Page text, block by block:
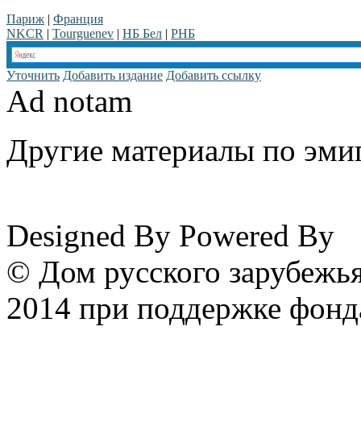
Париж | Франция
NKCR | Tourguenev | НБ Бел | РНБ
Уточнить Добавить издание Добавить ссылку
Ad notam
Другие материалы по
Designed By Powered By
© Дом русского
2014 при поддержке